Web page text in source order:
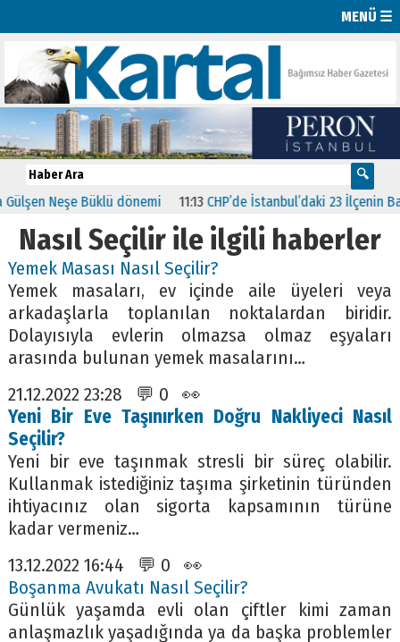
MENÜ ☰
Neşe Büklü dönemi 11:13 CHP’de İstanbul’daki 23 İlçenin
Nasıl Seçilir ile ilgili haberler
Yemek Masası Nasıl Seçilir?
Yemek masaları, ev içinde aile üyeleri veya
arkadaşlarla toplanılan noktalardan biridir.
Dolayısıyla evlerin olmazsa olmaz eşyaları
arasında bulunan yemek masalarını…
21.12.2022 23:28 💬 0 👀
Yeni Bir Eve Taşınırken Doğru Nakliyeci Nasıl
Seçilir?
Yeni bir eve taşınmak stresli bir süreç olabilir.
Kullanmak istediğiniz taşıma şirketinin türünden
ihtiyacınız olan sigorta kapsamının türüne
kadar vermeniz…
13.12.2022 16:44 💬 0 👀
Boşanma Avukatı Nasıl Seçilir?
Günlük yaşamda evli olan çiftler kimi zaman
anlaşmazlık yaşadığında ya da başka problemler